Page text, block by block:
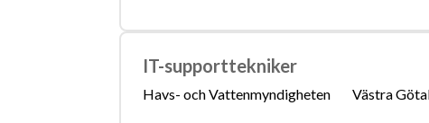
IT-supporttekniker
Havs- och Vattenmyndigheten Västra